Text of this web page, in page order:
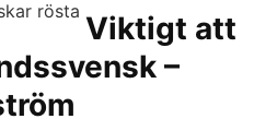
Viktigt att
–